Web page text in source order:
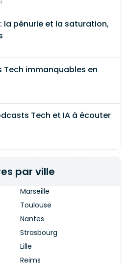
la pénurie et la saturation,
Tech immanquables en
Tech et IA à écouter
par ville
Marseille
Toulouse
Nantes
Strasbourg
Lille
Reims